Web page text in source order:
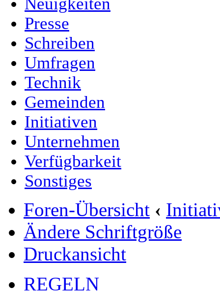
Presse
Schreiben
Umfragen
Technik
Gemeinden
Initiativen
Unternehmen
Verfügbarkeit
Sonstiges
Foren-Übersicht ‹
Ändere Schriftgröße
Druckansicht
REGELN